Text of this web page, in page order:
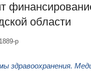
области
р
здравоохранения.